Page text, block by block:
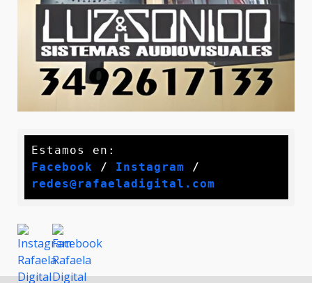
Facebook / Instagram /
redes@rafaeladigital.com